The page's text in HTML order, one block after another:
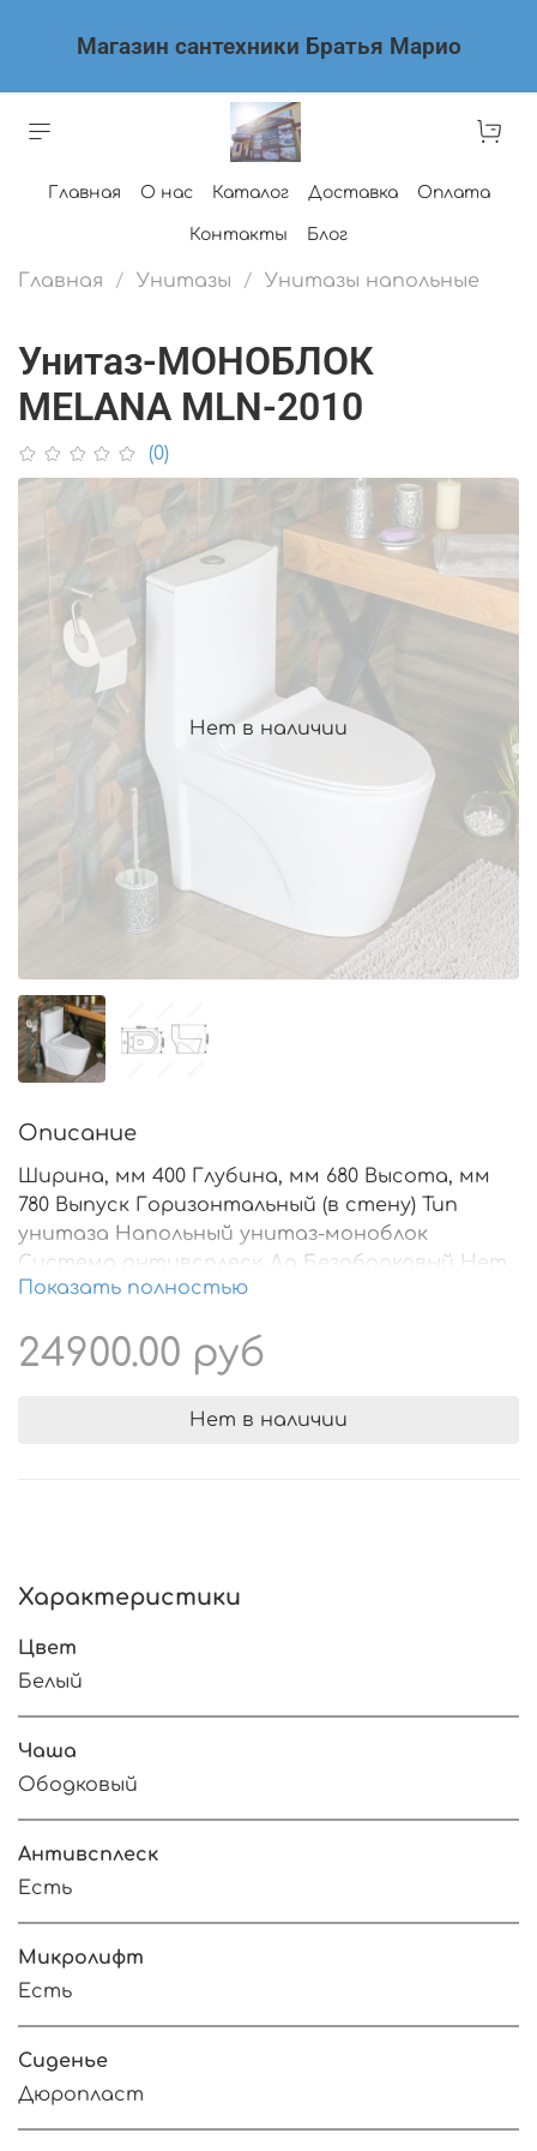
Магазин сантехники Братья Марио
Главная О нас Каталог Доставка Оплата
Контакты Блог
Главная Унитазы Унитазы напольные
Унитаз-МОНОБЛОК
MELANA MLN-2010
(0)
Нет в наличии
Описание
Ширина, мм 400 Глубина, мм 680 Высота, мм
780 Выпуск Горизонтальный (в стену) Тип
унитаза Напольный унитаз-моноблок
Система антивсплеск Да Безободковый Нет
Цвет белый Система микролифт Да
мм 700 Глубина упаковки, мм 820 Высота
Показать полностью
24900.00 руб
Нет в наличии
Характеристики
Цвет
Белый
Чаша
Ободковый
Антивсплеск
Есть
Микролифт
Есть
Сиденье
Дюропласт